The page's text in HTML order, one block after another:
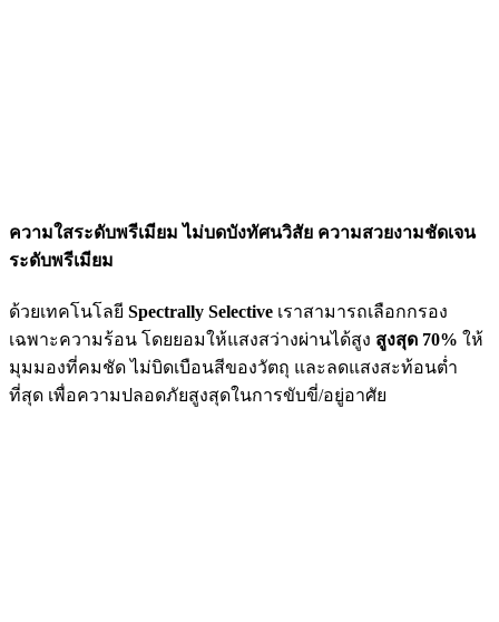
ความใสระดับพรีเมียม ไม่บดบังทัศนวิสัย ความสวยงามชัดเจน
ระดับพรีเมียม
ด้วยเทคโนโลยี Spectrally Selective เราสามารถเลือกกรอง
เฉพาะความร้อน โดยยอมให้แสงสว่างผ่านได้สูง สูงสุด 70% ให้
มุมมองที่คมชัด ไม่บิดเบือนสีของวัตถุ และลดแสงสะท้อนต่ำ
ที่สุด เพื่อความปลอดภัยสูงสุดในการขับขี่/อยู่อาศัย